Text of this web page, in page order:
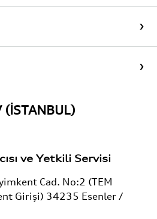
(İSTANBUL)
ve Yetkili Servisi
Cad. No:2 (TEM
Girişi) 34235 Esenler /